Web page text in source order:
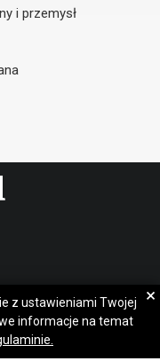
i przemysł
z ustawieniami Twojej
informacje na temat
×